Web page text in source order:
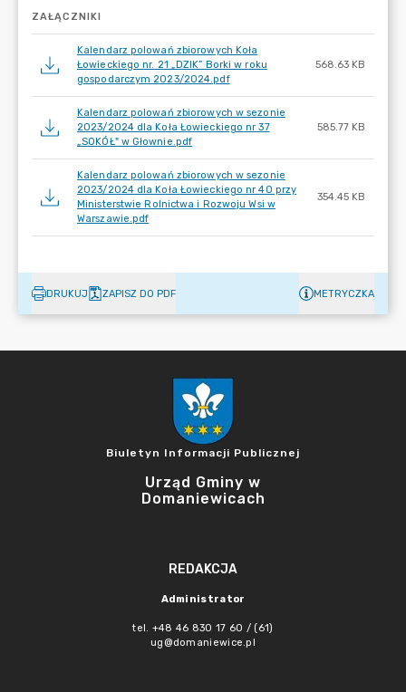
ZAŁĄCZNIKI
Kalendarz polowań zbiorowych Koła
Łowieckiego nr. 21 „DZIK” Borki w roku
gospodarczym 2023/2024.pdf
568.63 KB
Kalendarz polowań zbiorowych w sezonie
2023/2024 dla Koła Łowieckiego nr 37
„SOKÓŁ" w Głownie.pdf
585.77 KB
Kalendarz polowań zbiorowych w sezonie
2023/2024 dla Koła Łowieckiego nr 40 przy
Ministerstwie Rolnictwa i Rozwoju Wsi w
Warszawie.pdf
354.45 KB
DRUKUJ ZAPISZ DO PDF METRYCZKA
Biuletyn Informacji Publicznej
Urząd Gminy w
Domaniewicach
REDAKCJA
Administrator
tel. +48 46 830 17 60 / (61)
ug@domaniewice.pl